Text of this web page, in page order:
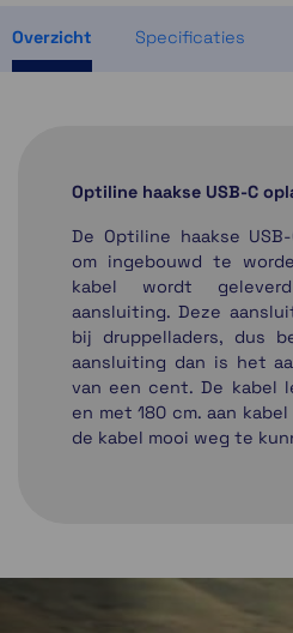
Overzicht Specificaties
Optiline haakse USB-C
De Optiline haakse
om ingebouwd te
kabel wordt
aansluiting. Deze
bij druppelladers, dus
aansluiting dan is het
van een cent. De kabel
en met 180 cm. aan
de kabel mooi weg te